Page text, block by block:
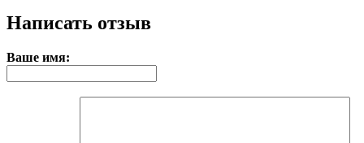
Написать отзыв
Ваше имя: